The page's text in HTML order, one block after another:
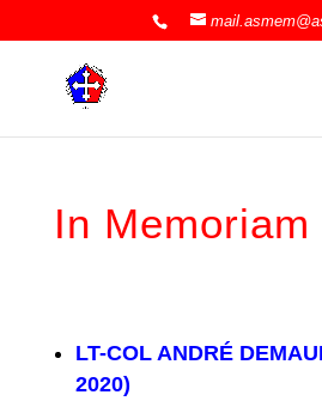
In Memoriam
LT-COL ANDRÉ
2020)